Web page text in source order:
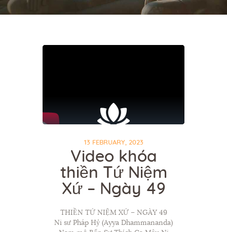
13 FEBRUARY, 2023
Video khóa
thiền Tứ Niệm
Xứ – Ngày 49
THIỀN TỨ NIỆM XỨ – NGÀY 49
Ni sư Pháp Hỷ (Ayya Dhammananda)